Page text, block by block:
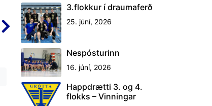
3.flokkur í draumaferð
25. júní, 2026
Nespósturinn
16. júní, 2026
Happdrætti 3. og 4.
flokks – Vinningar